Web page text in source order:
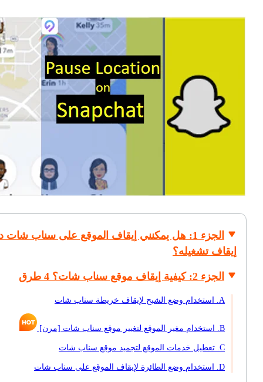
الجزء 1: هل يمكنني إيقاف الموقع على سناب شات
إيقاف تشغيله؟
الجزء 2: كيفية إيقاف موقع سناب شات؟ 4 طرق
A. استخدام وضع الشبح لإيقاف خريطة سناب شات
B. استخدام مغير الموقع لتغيير موقع سناب شات [مرن]
C. تعطيل خدمات الموقع لتجميد موقع سناب شات
D. استخدام وضع الطائرة لإيقاف الموقع على سناب شات